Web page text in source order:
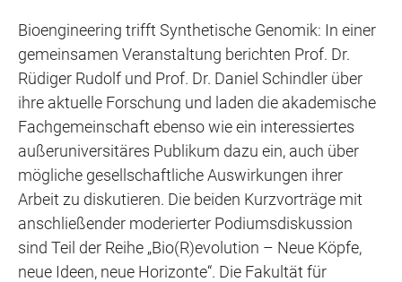
Bioengineering trifft Synthetische Genomik: In einer
gemeinsamen Veranstaltung berichten Prof. Dr.
Rüdiger Rudolf und Prof. Dr. Daniel Schindler über
ihre aktuelle Forschung und laden die akademische
Fachgemeinschaft ebenso wie ein interessiertes
außeruniversitäres Publikum dazu ein, auch über
mögliche gesellschaftliche Auswirkungen ihrer
Arbeit zu diskutieren. Die beiden Kurzvorträge mit
anschließender moderierter Podiumsdiskussion
sind Teil der Reihe „Bio(R)evolution – Neue Köpfe,
neue Ideen, neue Horizonte“. Die Fakultät für